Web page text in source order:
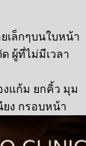
เล็กๆบนใบหน้า
ผู้ที่ไม่มีเวลา
งแก้ม ยกคิ้ว มุม
ยง กรอบหน้า